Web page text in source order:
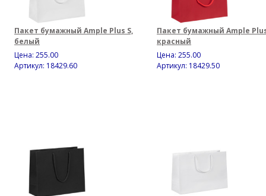
Пакет бумажный Ample Plus S,
белый
Цена: 255.00
Артикул: 18429.60
Пакет бумажный Ample
красный
Цена: 255.00
Артикул: 18429.50